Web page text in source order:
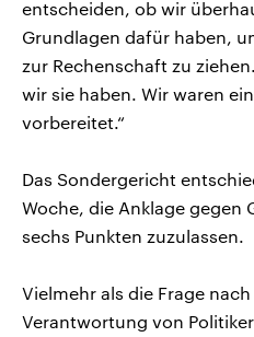
entscheiden, ob wir
Grundlagen dafür haben,
zur Rechenschaft zu
wir sie haben. Wir waren
vorbereitet.“
Das Sondergericht
Woche, die Anklage gegen
sechs Punkten zuzulassen.
Vielmehr als die Frage
Verantwortung von